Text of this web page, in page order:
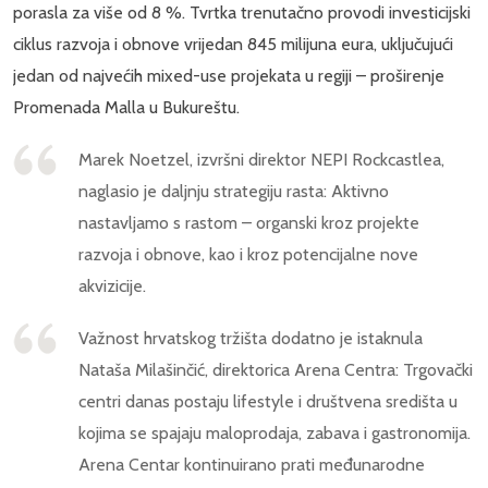
porasla za više od 8 %. Tvrtka trenutačno provodi investicijski
ciklus razvoja i obnove vrijedan 845 milijuna eura, uključujući
jedan od najvećih mixed-use projekata u regiji – proširenje
Promenada Malla u Bukureštu.
Marek Noetzel, izvršni direktor NEPI Rockcastlea,
naglasio je daljnju strategiju rasta: Aktivno
nastavljamo s rastom – organski kroz projekte
razvoja i obnove, kao i kroz potencijalne nove
akvizicije.
Važnost hrvatskog tržišta dodatno je istaknula
Nataša Milašinčić, direktorica Arena Centra: Trgovački
centri danas postaju lifestyle i društvena središta u
kojima se spajaju maloprodaja, zabava i gastronomija.
Arena Centar kontinuirano prati međunarodne